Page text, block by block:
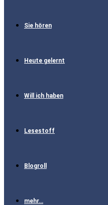
Sie hören
Heute gelernt
Will ich haben
Lesestoff
Blogroll
mehr…